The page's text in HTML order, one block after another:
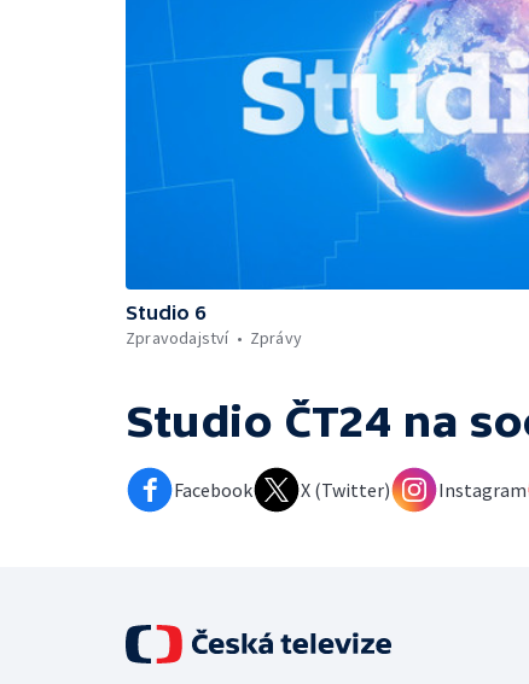
Studio 6
Zpravodajství
Zprávy
Studio ČT24 na
Facebook X (Twitter) Instagram